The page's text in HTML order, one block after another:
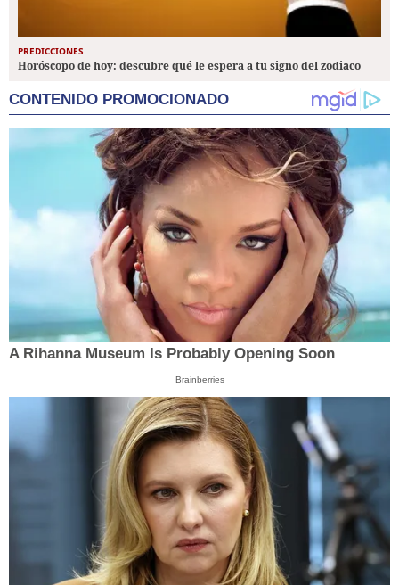
PREDICCIONES
Horóscopo de hoy: descubre qué le espera a tu signo del zodiaco
CONTENIDO PROMOCIONADO
A Rihanna Museum Is Probably Opening Soon
Brainberries